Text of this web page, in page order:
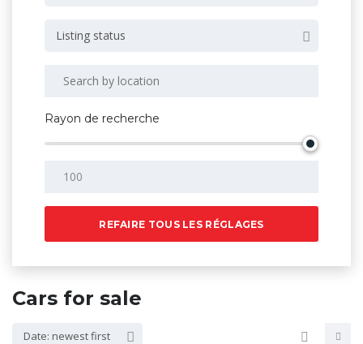
Listing status
Rayon de recherche
REFAIRE TOUS LES RÉGLAGES
Cars for sale
Date: newest first